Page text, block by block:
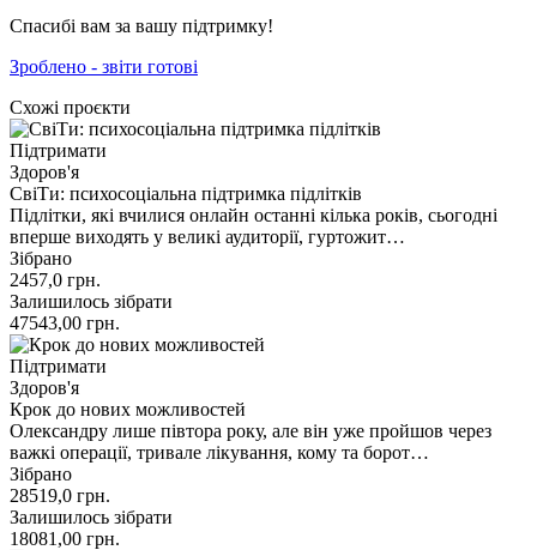
Спасибі вам за вашу підтримку!
Зроблено - звіти готові
Схожі проєкти
Підтримати
Здоров'я
СвіТи: психосоціальна підтримка підлітків
Підлітки, які вчилися онлайн останні кілька років, сьогодні
вперше виходять у великі аудиторії, гуртожит…
Зібрано
2457,0 грн.
Залишилось зібрати
47543,00 грн.
Підтримати
Здоров'я
Крок до нових можливостей
Олександру лише півтора року, але він уже пройшов через
важкі операції, тривале лікування, кому та борот…
Зібрано
28519,0 грн.
Залишилось зібрати
18081,00 грн.